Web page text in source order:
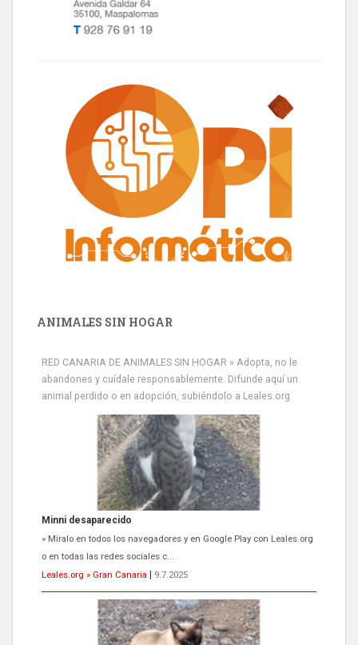
ANIMALES SIN HOGAR
RED CANARIA DE ANIMALES SIN HOGAR » Adopta, no le
abandones y cuídale responsablemente. Difunde aquí un
animal perdido o en adopción, subiéndolo a Leales.org
Minni desaparecido
» Míralo en todos los navegadores y en Google Play con Leales.org
o en todas las redes sociales c...
Leales.org » Gran Canaria
9.7.2025